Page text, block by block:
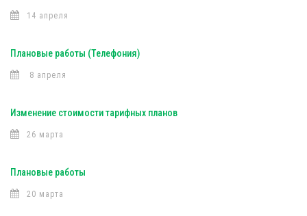
14 апреля
Плановые работы (Телефония)
8 апреля
Изменение стоимости тарифных планов
26 марта
Плановые работы
20 марта